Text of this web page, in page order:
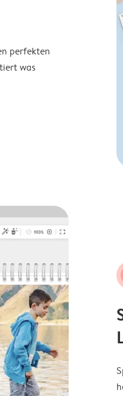
perfekten
was